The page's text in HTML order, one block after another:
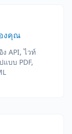
งคุณ
API, ไวท์
บบ PDF,